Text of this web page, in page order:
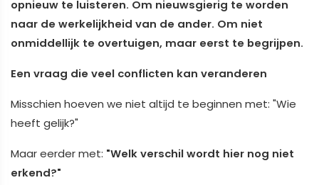
opnieuw te luisteren. Om nieuwsgierig te worden
naar de werkelijkheid van de ander. Om niet
onmiddellijk te overtuigen, maar eerst te begrijpen.
Een vraag die veel conflicten kan veranderen
Misschien hoeven we niet altijd te beginnen met: "Wie
heeft gelijk?"
Maar eerder met: "Welk verschil wordt hier nog niet
erkend?"